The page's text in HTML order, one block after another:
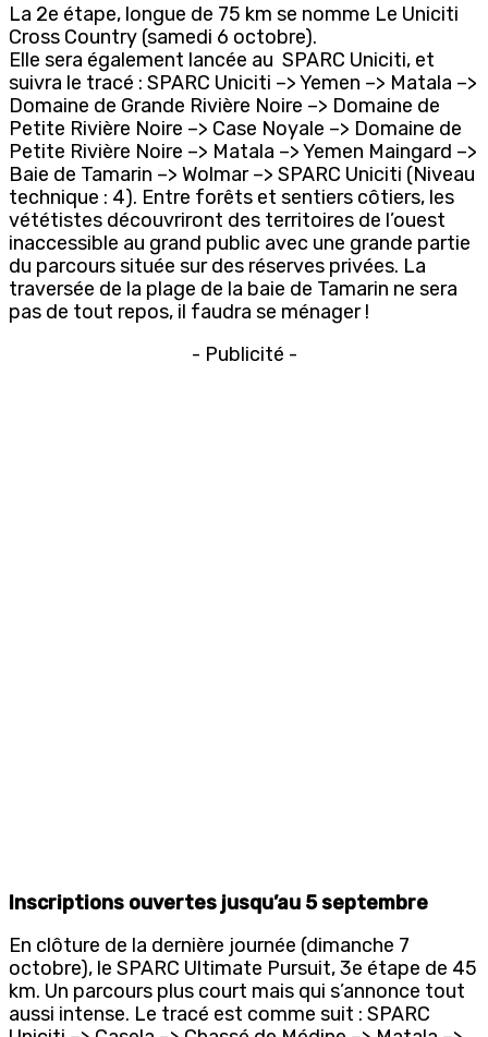
La 2e étape, longue de 75 km se nomme Le Uniciti
Cross Country (samedi 6 octobre).
Elle sera également lancée au SPARC Uniciti, et
suivra le tracé : SPARC Uniciti –> Yemen –> Matala –>
Domaine de Grande Rivière Noire –> Domaine de
Petite Rivière Noire –> Case Noyale –> Domaine de
Petite Rivière Noire –> Matala –> Yemen Maingard –>
Baie de Tamarin –> Wolmar –> SPARC Uniciti (Niveau
technique : 4). Entre forêts et sentiers côtiers, les
vététistes découvriront des territoires de l’ouest
inaccessible au grand public avec une grande partie
du parcours située sur des réserves privées. La
traversée de la plage de la baie de Tamarin ne sera
pas de tout repos, il faudra se ménager !
- Publicité -
Inscriptions ouvertes jusqu’au 5 septembre
En clôture de la dernière journée (dimanche 7
octobre), le SPARC Ultimate Pursuit, 3e étape de 45
km. Un parcours plus court mais qui s’annonce tout
aussi intense. Le tracé est comme suit : SPARC